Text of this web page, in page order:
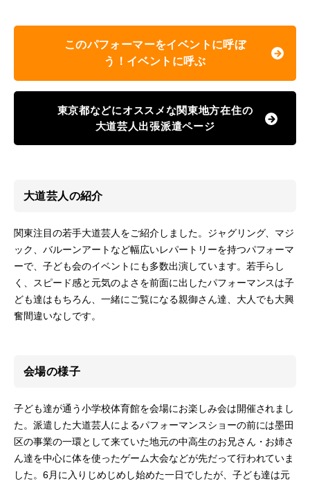
このパフォーマーをイベントに呼ぼ
う！イベントに呼ぶ
東京都などにオススメな関東地方在住の
大道芸人出張派遣ページ
大道芸人の紹介
関東注目の若手大道芸人をご紹介しました。ジャグリング、マジ
ック、バルーンアートなど幅広いレパートリーを持つパフォーマ
ーで、子ども会のイベントにも多数出演しています。若手らし
く、スピード感と元気のよさを前面に出したパフォーマンスは子
ども達はもちろん、一緒にご覧になる親御さん達、大人でも大興
奮間違いなしです。
会場の様子
子ども達が通う小学校体育館を会場にお楽しみ会は開催されまし
た。派遣した大道芸人によるパフォーマンスショーの前には墨田
区の事業の一環として来ていた地元の中高生のお兄さん・お姉さ
ん達を中心に体を使ったゲーム大会などが先だって行われていま
した。6月に入りじめじめし始めた一日でしたが、子ども達は元